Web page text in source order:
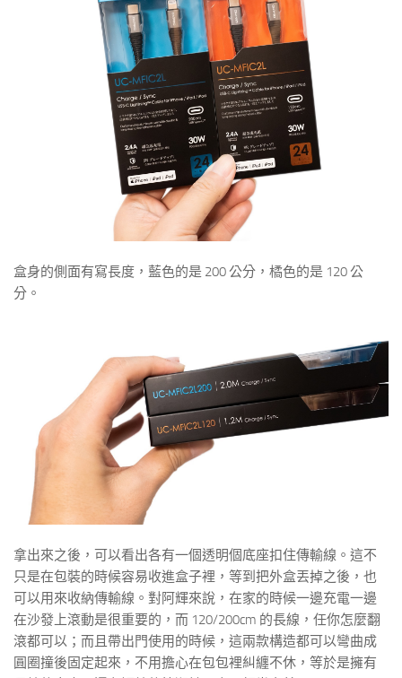
盒身的側面有寫長度，藍色的是 200 公分，橘色的是 120 公
分。
拿出來之後，可以看出各有一個透明個底座扣住傳輸線。這不
只是在包裝的時候容易收進盒子裡，等到把外盒丟掉之後，也
可以用來收納傳輸線。對阿輝來說，在家的時候一邊充電一邊
在沙發上滾動是很重要的，而 120/200cm 的長線，任你怎麼翻
滾都可以；而且帶出門使用的時候，這兩款構造都可以彎曲成
圓圈撞後固定起來，不用擔心在包包裡糾纏不休，等於是擁有